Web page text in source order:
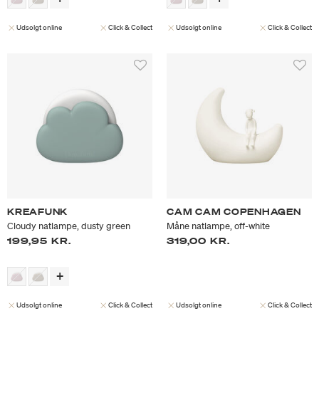
Udsolgt online Click & Collect Udsolgt online Click & Collect
KREAFUNK
Cloudy natlampe, dusty green
199,95 KR.
Udsolgt online Click & Collect
CAM CAM COPENHAGEN
Måne natlampe, off-white
319,00 KR.
Udsolgt online Click & Collect